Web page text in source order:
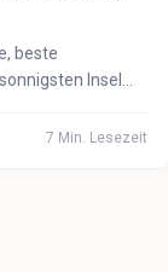
beste
Insel
7 Min. Lesezeit